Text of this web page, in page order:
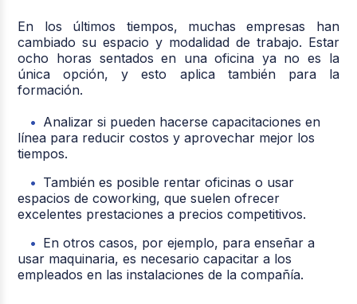
En los últimos tiempos, muchas empresas han
cambiado su espacio y modalidad de trabajo. Estar
ocho horas sentados en una oficina ya no es la
única opción, y esto aplica también para la
formación.
Analizar si pueden hacerse capacitaciones en
línea para reducir costos y aprovechar mejor los
tiempos.
También es posible rentar oficinas o usar
espacios de coworking, que suelen ofrecer
excelentes prestaciones a precios competitivos.
En otros casos, por ejemplo, para enseñar a
usar maquinaria, es necesario capacitar a los
empleados en las instalaciones de la compañía.